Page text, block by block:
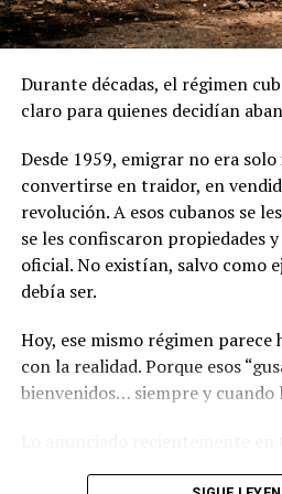
Suscríbete
sembrar toda la caña que se
10% de etanol en la gasolina.
Y ahí viene otra pregunta clave:
¿a qué precio? Porque en
ser incluso más caro que la
¿Y quién importa? ¿Privados?
queda con ese margen?
Donde empieza el
El actual contralor,Anel
del Ingenio de Alanje, uno de
Y sí, voy claro:
Bolo no es
Durante décadas, el régimen
claro para quienes decidían
Desde 1959, emigrar no era
convertirse en traidor, en
revolución. A esos cubanos se
se les confiscaron propiedades
oficial. No existían, salvo como
debía ser.
Hoy, ese mismo régimen parece
con la realidad. Porque esos
bienvenidos… siempre y